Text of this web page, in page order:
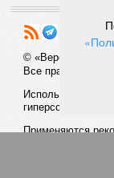
© «Версия»
Все права
Использование
гиперссылки
Применяются